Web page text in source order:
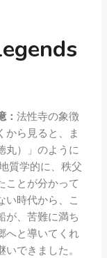
： 法性寺の象徴
から見ると、ま
丸）」のように
質学的に、秩父
ことが分かって
い時代から、こ
が、苦難に満ち
へと導いてくれ
できました。